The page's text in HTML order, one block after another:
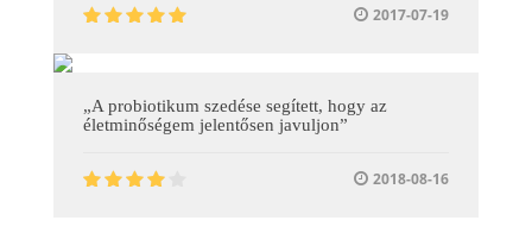
2017-07-19
„A probiotikum szedése segített, hogy az
életminőségem jelentősen javuljon”
2018-08-16